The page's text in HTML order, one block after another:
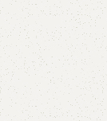
В корзину